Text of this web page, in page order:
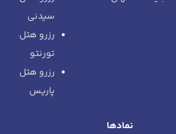
سیدنی
رزرو هتل
تورنتو
رزرو هتل
پاریس
نمادها